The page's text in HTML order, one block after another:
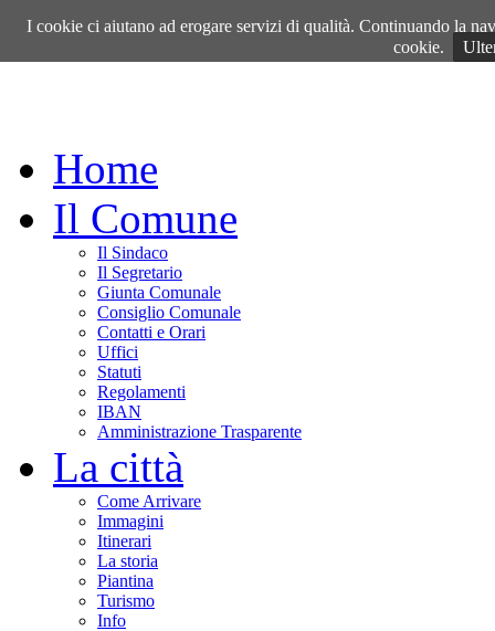
Venerdì, 07 Agosto 2026
Home
Il Comune
Il Sindaco
Il Segretario
Giunta Comunale
Consiglio Comunale
Contatti e Orari
Uffici
Statuti
Regolamenti
IBAN
Amministrazione Trasparente
La città
Come Arrivare
Immagini
Itinerari
La storia
Piantina
Turismo
Info
I cookie ci aiutano ad erogare servizi di qualità. Continuando la
cookie.